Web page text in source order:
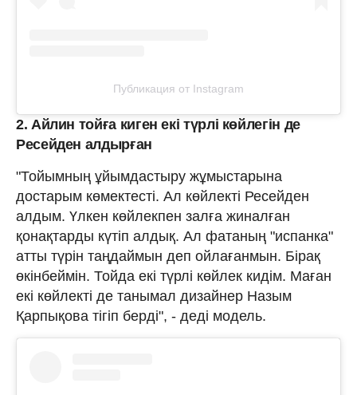
Публикация от Instagram
2. Айлин тойға киген екі түрлі көйлегін де
Ресейден алдырған
"Тойымның ұйымдастыру жұмыстарына
достарым көмектесті. Ал көйлекті Ресейден
алдым. Үлкен көйлекпен залға жиналған
қонақтарды күтіп алдық. Ал фатаның "испанка"
атты түрін таңдаймын деп ойлағанмын. Бірақ
өкінбеймін. Тойда екі түрлі көйлек кидім. Маған
екі көйлекті де танымал дизайнер Назым
Қарпықова тігіп берді", - деді модель.